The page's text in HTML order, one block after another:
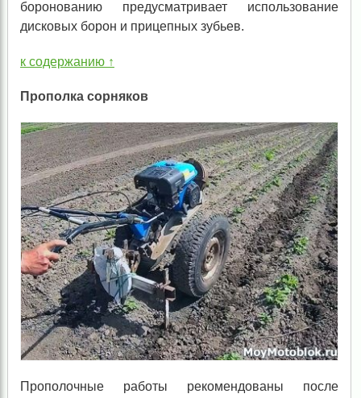
боронованию предусматривает использование
дисковых борон и прицепных зубьев.
к содержанию ↑
Прополка сорняков
Прополочные работы рекомендованы после